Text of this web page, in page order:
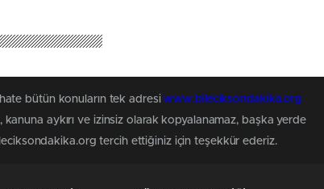
bütün konuların tek adresiwww.bileciksondakika.org
aykırı ve izinsiz olarak kopyalanamaz, başka yerde
tercih ettiğiniz için teşekkür ederiz.